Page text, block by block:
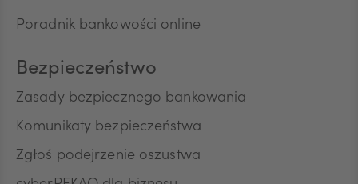
przez Bank automatycznych systemów
Na podstawie niniejszej zgody mogą być
Pana/Pani danych osobowych: identyfikacyjne,
poziomu wykształcenia oraz posiadanych
produktów finansowych. Niniejszą zgodę składam
Poradnik bankowości online
Bezpieczeństwo
Zasady bezpiecznego bankowania
Komunikaty bezpieczeństwa
Zgłoś podejrzenie oszustwa